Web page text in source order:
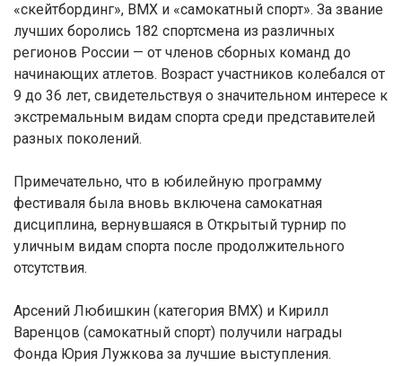
«скейтбординг», BMX и «самокатный спорт». За звание
лучших боролись 182 спортсмена из различных
регионов России — от членов сборных команд до
начинающих атлетов. Возраст участников колебался от
9 до 36 лет, свидетельствуя о значительном интересе к
экстремальным видам спорта среди представителей
разных поколений.
Примечательно, что в юбилейную программу
фестиваля была вновь включена самокатная
дисциплина, вернувшаяся в Открытый турнир по
уличным видам спорта после продолжительного
отсутствия.
Арсений Любишкин (категория BMX) и Кирилл
Варенцов (самокатный спорт) получили награды
Фонда Юрия Лужкова за лучшие выступления.